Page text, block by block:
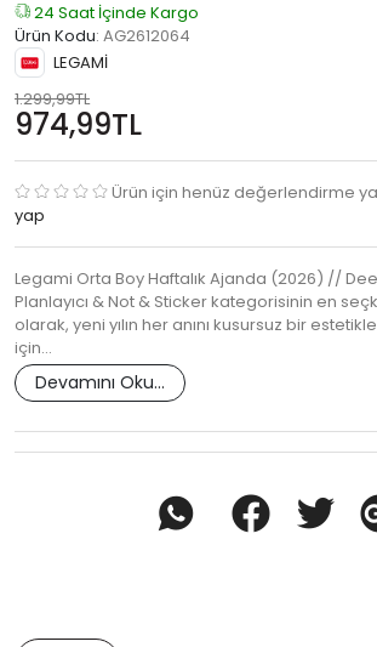
24 Saat İçinde Kargo
Ürün Kodu: AG2612064
LEGAMİ
1.299,99TL
974,99TL
Ürün için henüz değerlendirme
yap
Legami Orta Boy Haftalık Ajanda (2026) //
Planlayıcı & Not & Sticker kategorisinin en
olarak, yeni yılın her anını kusursuz bir
için…
Devamını Oku...